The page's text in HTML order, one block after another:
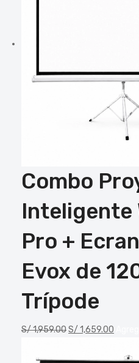
Combo
Inteligente
Pro +
Evox de
Trípode
S/1,959.00S/ 1,659.00